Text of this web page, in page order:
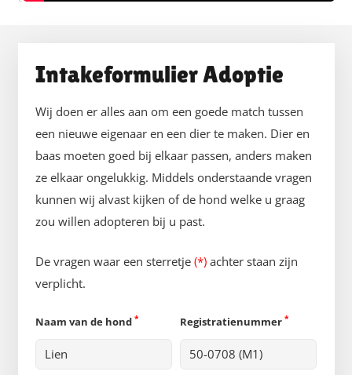
Intakeformulier Adoptie
Wij doen er alles aan om een goede match tussen
een nieuwe eigenaar en een dier te maken. Dier en
baas moeten goed bij elkaar passen, anders maken
ze elkaar ongelukkig. Middels onderstaande vragen
kunnen wij alvast kijken of de hond welke u graag
zou willen adopteren bij u past.
De vragen waar een sterretje (*) achter staan zijn
verplicht.
Naam van de hond * Registratienummer *